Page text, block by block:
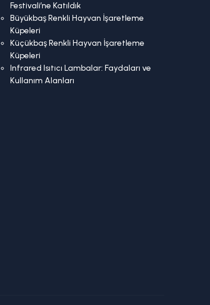
Festivali’ne Katıldık
Büyükbaş Renkli Hayvan İşaretleme
Küpeleri
Küçükbaş Renkli Hayvan İşaretleme
Küpeleri
Infrared Isıtıcı Lambalar: Faydaları ve
Kullanım Alanları